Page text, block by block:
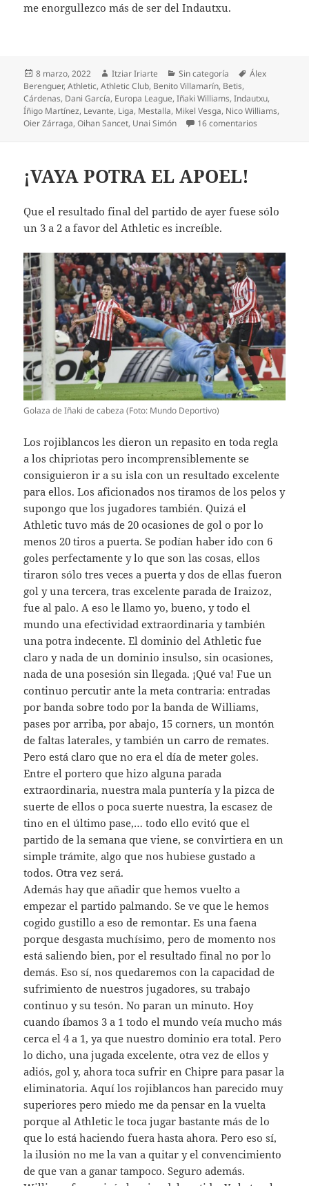
me enorgullezco más de ser del Indautxu.
Publicado
el
8 marzo, 2022 Autor
Itziar Iriarte Categorías
Sin categoría Etiquetas
Álex
Berenguer,Athletic,Athletic Club, Benito Villamarín, Betis,
Cárdenas, Dani García, Europa League,Iñaki Williams,Indautxu,
Íñigo Martínez, Levante, Liga, Mestalla, Mikel Vesga, Nico Williams,
Oier Zárraga,Oihan Sancet, Unai Simón 16 comentarios
¡VAYA POTRA EL APOEL!
Que el resultado final del partido de ayer fuese sólo
un 3 a 2 a favor del Athletic es increíble.
Golaza de Iñaki de cabeza (Foto: Mundo Deportivo)
Los rojiblancos les dieron un repasito en toda regla
a los chipriotas pero incomprensiblemente se
consiguieron ir a su isla con un resultado excelente
para ellos. Los aficionados nos tiramos de los pelos y
supongo que los jugadores también. Quizá el
Athletic tuvo más de 20 ocasiones de gol o por lo
menos 20 tiros a puerta. Se podían haber ido con 6
goles perfectamente y lo que son las cosas, ellos
tiraron sólo tres veces a puerta y dos de ellas fueron
gol y una tercera, tras excelente parada de Iraizoz,
fue al palo. A eso le llamo yo, bueno, y todo el
mundo una efectividad extraordinaria y también
una potra indecente. El dominio del Athletic fue
claro y nada de un dominio insulso, sin ocasiones,
nada de una posesión sin llegada. ¡Qué va! Fue un
continuo percutir ante la meta contraria: entradas
por banda sobre todo por la banda de Williams,
pases por arriba, por abajo, 15 corners, un montón
de faltas laterales, y también un carro de remates.
Pero está claro que no era el día de meter goles.
Entre el portero que hizo alguna parada
extraordinaria, nuestra mala puntería y la pizca de
suerte de ellos o poca suerte nuestra, la escasez de
tino en el último pase,… todo ello evitó que el
partido de la semana que viene, se convirtiera en un
simple trámite, algo que nos hubiese gustado a
todos. Otra vez será.
Además hay que añadir que hemos vuelto a
empezar el partido palmando. Se ve que le hemos
cogido gustillo a eso de remontar. Es una faena
porque desgasta muchísimo, pero de momento nos
está saliendo bien, por el resultado final no por lo
demás. Eso sí, nos quedaremos con la capacidad de
sufrimiento de nuestros jugadores, su trabajo
continuo y su tesón. No paran un minuto. Hoy
cuando íbamos 3 a 1 todo el mundo veía mucho más
cerca el 4 a 1, ya que nuestro dominio era total. Pero
lo dicho, una jugada excelente, otra vez de ellos y
adiós, gol y, ahora toca sufrir en Chipre para pasar la
eliminatoria. Aquí los rojiblancos han parecido muy
superiores pero miedo me da pensar en la vuelta
porque al Athletic le toca jugar bastante más de lo
que lo está haciendo fuera hasta ahora. Pero eso sí,
la ilusión no me la van a quitar y el convencimiento
de que van a ganar tampoco. Seguro además.